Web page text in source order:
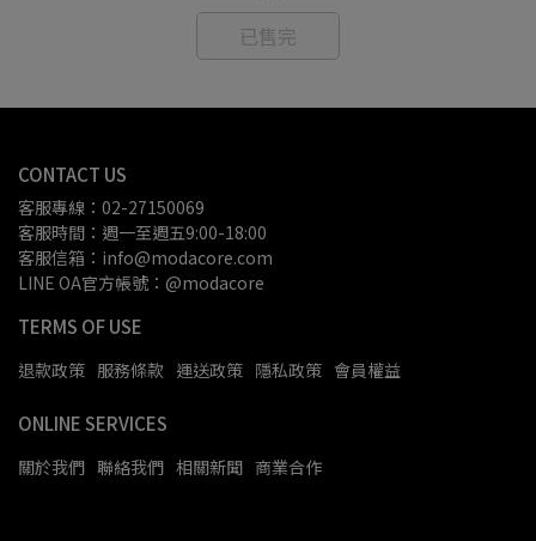
已售完
CONTACT US
客服專線：02-27150069
客服時間：週一至週五9:00-18:00
客服信箱：info@modacore.com
LINE OA官方帳號：@modacore
TERMS OF USE
退款政策 服務條款 運送政策 隱私政策 會員權益
ONLINE SERVICES
關於我們 聯絡我們 相關新聞 商業合作